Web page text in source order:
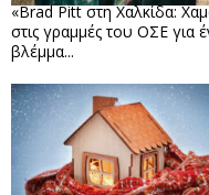
«Brad Pitt στη Χαλκίδα:
στις γραμμές του ΟΣΕ για
βλέμμα...